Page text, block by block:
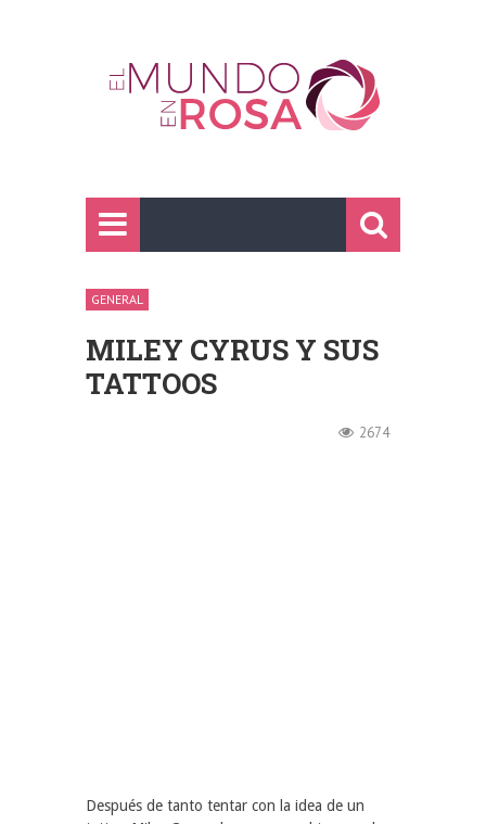
GENERAL
MILEY CYRUS Y SUS
TATTOOS
2674
Después de tanto tentar con la idea de un